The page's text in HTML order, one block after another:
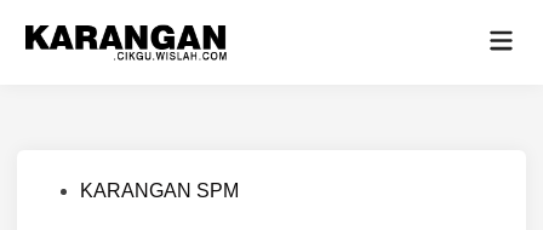
Main
PostedKARANGAN SPM